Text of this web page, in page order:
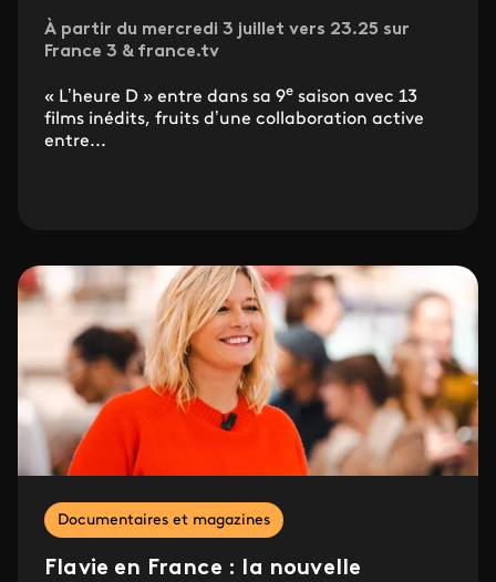
À partir du mercredi 3 juillet vers 23.25 sur
France 3 & france.tv
« L’heure D » entre dans sa 9e saison avec 13
films inédits, fruits d’une collaboration active
entre...
Documentaires et magazines
Flavie en France : la nouvelle